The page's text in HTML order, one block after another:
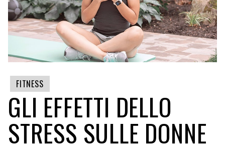
FITNESS
GLI EFFETTI DELLO
STRESS SULLE DONNE